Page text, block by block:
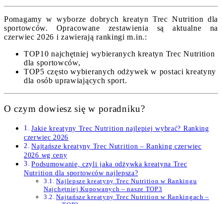
Pomagamy w wyborze dobrych kreatyn Trec Nutrition dla
sportowców. Opracowane zestawienia są aktualne na
czerwiec 2026 i zawierają rankingi m.in.:
TOP10 najchętniej wybieranych kreatyn Trec Nutrition
dla sportowców,
TOP5 często wybieranych odżywek w postaci kreatyny
dla osób uprawiających sport.
O czym dowiesz się w poradniku?
Jakie kreatyny Trec Nutrition najlepiej wybrać? Ranking
czerwiec 2026
Najtańsze kreatyny Trec Nutrition – Ranking czerwiec
2026 wg ceny
Podsumowanie, czyli jaka odżywka kreatyna Trec
Nutrition dla sportowców najlepsza?
Najlepsze kreatyny Trec Nutrition w Rankingu
Najchętniej Kupowanych – nasze TOP3
Najtańsze kreatyny Trec Nutrition w Rankingach –